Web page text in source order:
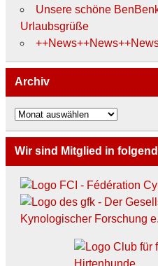
Unsere schöne
Urlaubsgrüße
Archiv
Archiv
Wir sind Mitglied in